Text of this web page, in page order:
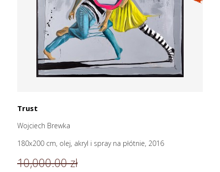
Trust
Wojciech Brewka
180x200 cm, olej, akryl i spray na płótnie, 2016
10,000.00 zł